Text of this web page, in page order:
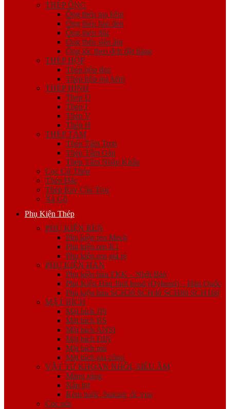
THÉP ỐNG
Ống thép mạ kẽm
Ống thép hàn đen
Ống thép đúc
Ống thép siêu âm
Ống lốc theo đơn đặt hàng
THÉP HỘP
Thép hộp đen
Thép hộp mạ kẽm
THÉP HÌNH
Thép U
Thép I
Thép V
Thép H
THÉP TẤM
Thép Tấm Trơn
Thép Tấm Gân
Thép Tấm Nhập Khẩu
Cọc Cừ Thép
Thép Đặc
Thép Ray Cầu Trục
Xà Gồ
Phụ Kiện Thép
PHỤ KIỆN REN
Phụ kiện ren Mech
Phụ kiện ren K1
Phụ kiện ren giá rẻ
PHỤ KIỆN HÀN
Phụ kiện hàn FKK – Nhật Bản
Phụ Kiện Hàn Jinil bend (Dybend) – Hàn Quốc
Phụ kiện hàn SCH20 SCH40 SCH80 SCH160
MẶT BÍCH
Mặt bích JIS
Mặt bích BS
Mặt bích ANSI
Mặt bích DIN
Mặt bích mù
Mặt bích gia công
VẬT TƯ KHOAN NHỒI, SIÊU ÂM
Măng sông
Nắp bịt
Kẽm buộc, bulong, ốc viss
Cóc nối